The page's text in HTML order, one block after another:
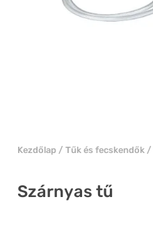
Kezdőlap / Tűk és fecskendők /
Szárnyas tű